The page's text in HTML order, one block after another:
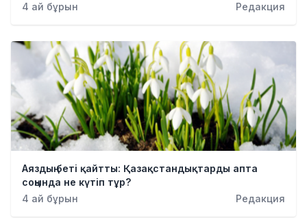
4 ай бұрын
Редакция
Аяздың беті қайтты: Қазақстандықтарды апта
соңында не күтіп тұр?
4 ай бұрын
Редакция